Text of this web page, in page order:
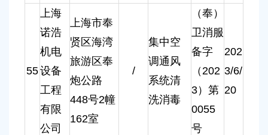
55
上海
诺浩
机电
设备
工程
有限
公司
上海市奉
贤区海湾
旅游区奉
炮公路
448号2幢
162室
/
集中空
调通风
系统清
洗消毒
（奉）
卫消服
备字
（202
3）第
0055
号
202
3/6/
20